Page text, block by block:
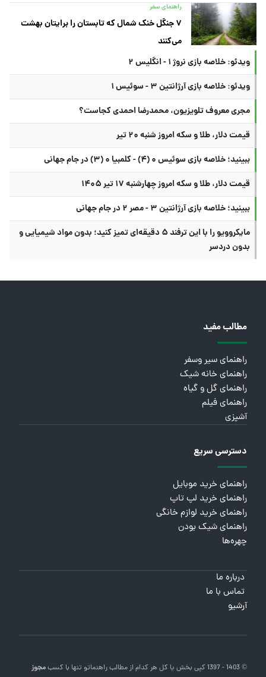
راهنمای سفر
۷ جنگل خنک شمال که تابستان را برایتان بهشت
می‌کنند
ویدئو: خلاصه بازی نروژ ۱ - انگلیس ۲
ویدئو: خلاصه بازی آرژانتین ۳ - سوئیس ۱
مجری معروف تلویزیون، محمدرضا احمدی کجاست؟
قیمت دلار، طلا و سکه امروز شنبه ۲۰ تیر
ببینید؛ خلاصه بازی سوئیس ۰ (۴) - کلمبیا ۰ (۳) در جام جهانی
قیمت دلار، طلا و سکه امروز چهارشنبه ۱۷ تیر ۱۴۰۵
ببینید؛ خلاصه بازی آرژانتین ۳ - مصر ۲ در جام جهانی
مایکروویو را با این ترفند ۵ دقیقه‌ای تمیز کنید؛ بدون مواد شیمیایی و
بدون دردسر
مطالب مفید
راهنمای سیر وسفر
راهنمای خانه شیک
راهنمای گل و گیاه
راهنمای فیلم
آشپزی
دسترسی سریع
راهنمای خرید موبایل
راهنمای خرید لپ تاپ
راهنمای خرید لوازم خانگی
راهنمای شیک بودن
چهره‌ها
درباره ما
تماس با ما
آرشیو
© 1403 - 1397 کپی بخش یا کل هر کدام از مطالب راهنماتو تنها با کسبمجوز